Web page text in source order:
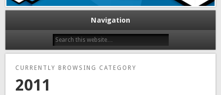
Navigation
CURRENTLY BROWSING CATEGORY
2011